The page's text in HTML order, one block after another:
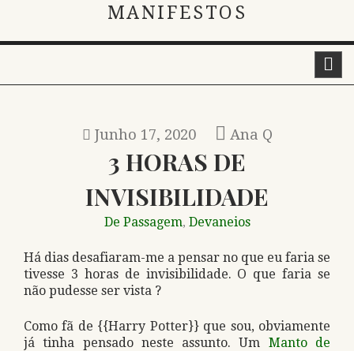
MANIFESTOS
Junho 17, 2020 Ana Q
3 HORAS DE
INVISIBILIDADE
De Passagem, Devaneios
Há dias desafiaram-me a pensar no que eu faria se
tivesse 3 horas de invisibilidade. O que faria se
não pudesse ser vista ?
Como fã de {{Harry Potter}} que sou, obviamente
já tinha pensado neste assunto. Um Manto de